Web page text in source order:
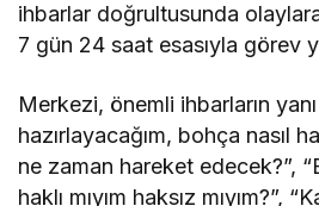
ihbarlar doğrultusunda
7 gün 24 saat esasıyla görev
Merkezi, önemli ihbarların
hazırlayacağım, bohça nasıl
ne zaman hareket edecek?”,
haklı mıyım haksız mıyım?”,